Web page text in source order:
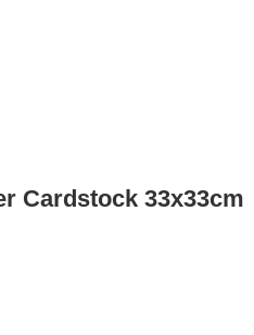
Cardstock 33x33cm